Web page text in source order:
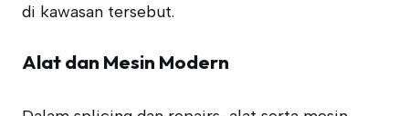
di kawasan tersebut.
Alat dan Mesin Modern